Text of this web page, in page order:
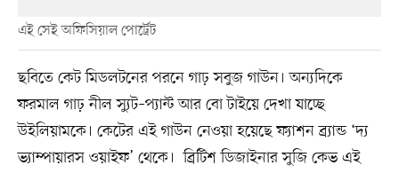
এই সেই অফিসিয়াল পোর্ট্রেট
ছবিতে কেট মিডলটনের পরনে গাঢ় সবুজ গাউন। অন্যদিকে
ফরমাল গাঢ় নীল স্যুট–প্যান্ট আর বো টাইয়ে দেখা যাচ্ছে
উইলিয়ামকে। কেটের এই গাউন নেওয়া হয়েছে ফ্যাশন ব্র্যান্ড ‘দ্য
ভ্যাম্পায়ারস ওয়াইফ’ থেকে। ব্রিটিশ ডিজাইনার সুজি কেভ এই